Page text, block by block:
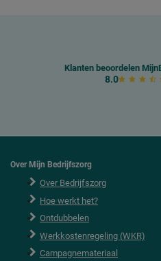
Klanten beoordelen
8.0
Over Mijn Bedrijfszorg
Over Bedrijfszorg
Hoe werkt het?
Ontdubbelen
Werkkostenregeling (WKR)
Campagnemateriaal